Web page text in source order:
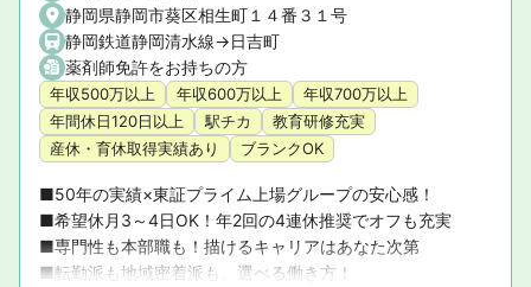
静岡県静岡市葵区相生町１４番３１号
静岡鉄道静岡清水線->日吉町
薬剤師免許をお持ちの方
年収500万以上 年収600万以上
年収700万以上
年間休日120日以上
駅チカ
教育研修充実
産休・育休取得実績あり
ブランクOK
■50年の実績×東証プライム上場グループの安心感！
■希望休月3～4日OK！年2回の4連休推奨でオフも充実
■専門性も本部職も！描けるキャリアはあなた次第
■転勤派も地域密着派も。選べる働き方！